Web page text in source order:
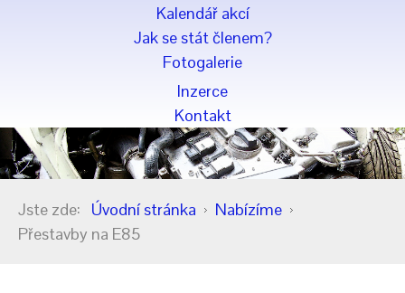
Kalendář akcí
Jak se stát členem?
Fotogalerie
Inzerce
Kontakt
Jste zde: Úvodní stránka
Nabízíme
Přestavby na E85